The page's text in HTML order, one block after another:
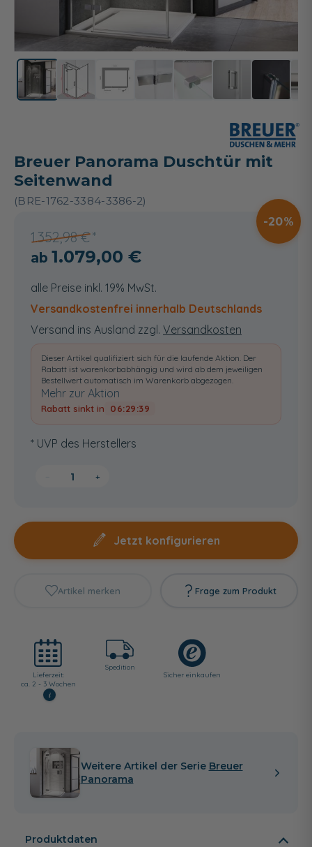
Breuer Panorama Duschtür mit
Seitenwand
(BRE-1762-3384-3386-2)
1.352,98 €
20
1.079,00 €
alle Preise inkl. 19% MwSt.
Versandkostenfrei innerhalb Deutschlands
Versand ins Ausland zzgl. Versandkosten
Dieser Artikel qualifiziert sich für die laufende Aktion. Der
Rabatt ist warenkorbabhängig und wird ab dem jeweiligen
Bestellwert automatisch im Warenkorb abgezogen.
Mehr zur Aktion
Rabatt sinkt in 06:29:38
* UVP des Herstellers
+
Jetzt konfigurieren
Artikel merken Frage zum Produkt
Lieferzeit:
ca. 2 - 3 Wochen
i
Spedition
Sicher einkaufen
Weitere Artikel der Serie Breuer
Panorama
Produktdaten